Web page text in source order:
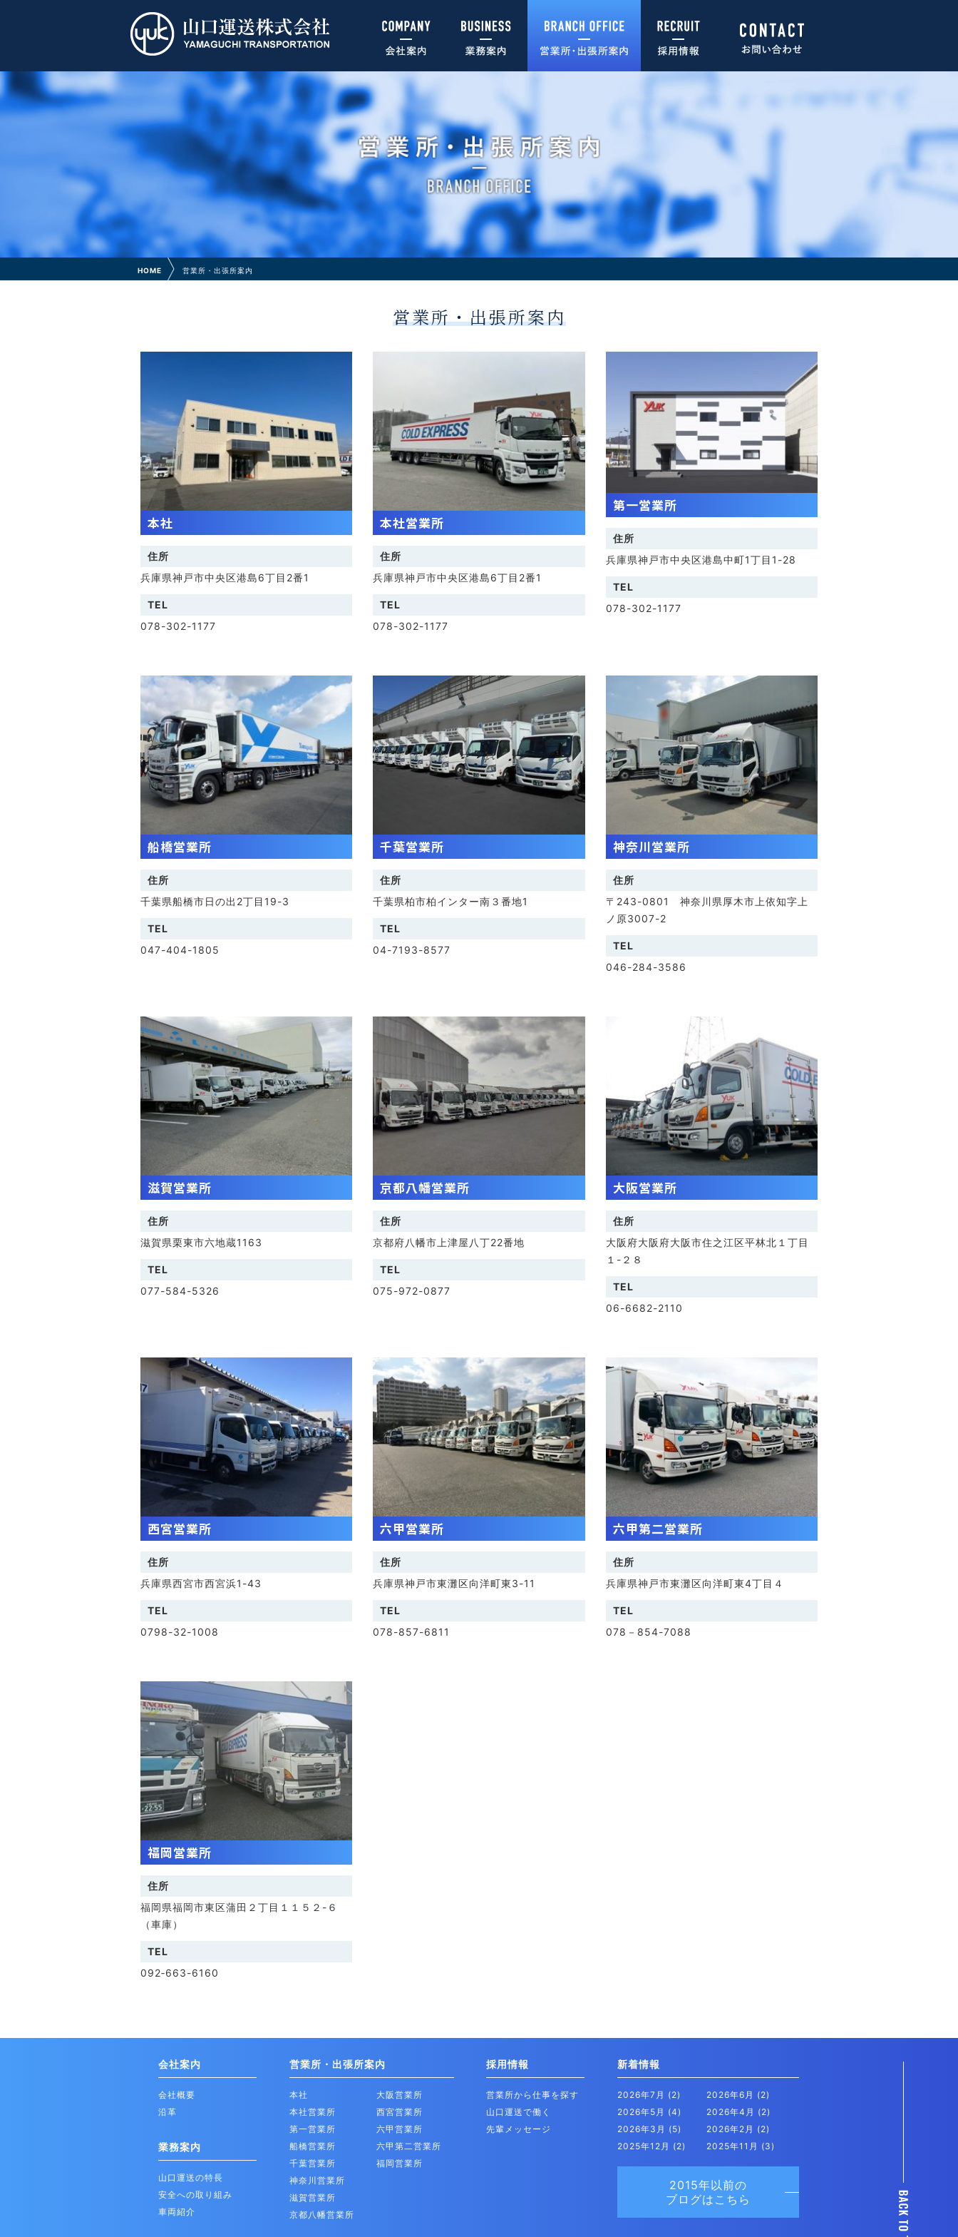
HOME 営業所・出張所案内
営業所・出張所案内
本社
住所
兵庫県神戸市中央区港島6丁目2番1
TEL
078-302-1177
本社営業所
住所
兵庫県神戸市中央区港島6丁目2番1
TEL
078-302-1177
第一営業所
住所
兵庫県神戸市中央区港島中町1丁目1-28
TEL
078-302-1177
船橋営業所
住所
千葉県船橋市日の出2丁目19-3
TEL
047-404-1805
千葉営業所
住所
千葉県柏市柏インター南３番地1
TEL
04-7193-8577
神奈川営業所
住所
〒243-0801 神奈川県厚木市上依知字上
ノ原3007-2
TEL
046-284-3586
滋賀営業所
住所
滋賀県栗東市六地蔵1163
TEL
077-584-5326
京都八幡営業所
住所
京都府八幡市上津屋八丁22番地
TEL
075-972-0877
大阪営業所
住所
大阪府大阪府大阪市住之江区平林北１丁目
１-２８
TEL
06-6682-2110
西宮営業所
住所
兵庫県西宮市西宮浜1-43
TEL
0798-32-1008
六甲営業所
住所
兵庫県神戸市東灘区向洋町東3-11
TEL
078-857-6811
六甲第二営業所
住所
兵庫県神戸市東灘区向洋町東4丁目４
TEL
078－854-7088
福岡営業所
住所
福岡県福岡市東区蒲田２丁目１１５２-６
（車庫）
TEL
092‐663-6160
会社案内
会社概要
沿革
業務案内
山口運送の特長
安全への取り組み
車両紹介
営業所・出張所案内
本社
本社営業所
第一営業所
船橋営業所
千葉営業所
神奈川営業所
滋賀営業所
京都八幡営業所
大阪営業所
西宮営業所
六甲営業所
六甲第二営業所
福岡営業所
採用情報
営業所から仕事を探す
山口運送で働く
先輩メッセージ
新着情報
2026年7月 (2) 2026年6月 (2)
2026年5月 (4) 2026年4月 (2)
2026年3月 (5) 2026年2月 (2)
2025年12月 (2) 2025年11月 (3)
2015年以前の
ブログはこちら